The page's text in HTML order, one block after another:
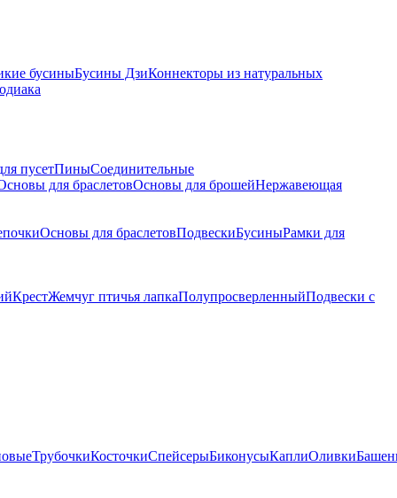
бусиныБусины ДзиКоннекторы из натуральных
пусетПиныСоединительные
для браслетовОсновы для брошейНержавеющая
Основы для браслетовПодвескиБусиныРамки для
КрестЖемчуг птичья лапкаПолупросверленныйПодвески с
ТрубочкиКосточкиСпейсерыБиконусыКаплиОливки